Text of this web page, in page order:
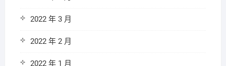
2022 年 3 月
2022 年 2 月
2022 年 1 月